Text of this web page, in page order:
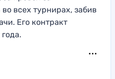
всех турнирах, забив
Его контракт